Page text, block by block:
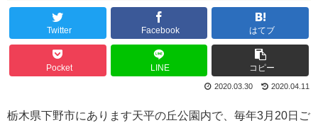
Twitter Facebook はてブ
Pocket LINE コピー
2020.04.11
2020.03.30
栃木県下野市にあります天平の丘公園内で、毎年3月20日ご